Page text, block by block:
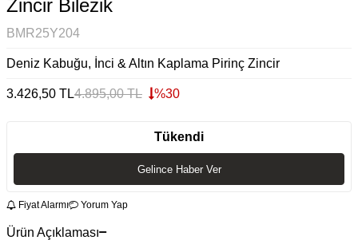
Zincir Bilezik
BMR25Y204
Deniz Kabuğu, İnci & Altın Kaplama Pirinç Zincir
3.426,50 TL4.895,00TL %30
Tükendi
Gelince Haber Ver
Fiyat Alarmı Yorum Yap
Ürün Açıklaması